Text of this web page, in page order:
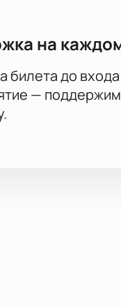
на
билета до
— поддержим